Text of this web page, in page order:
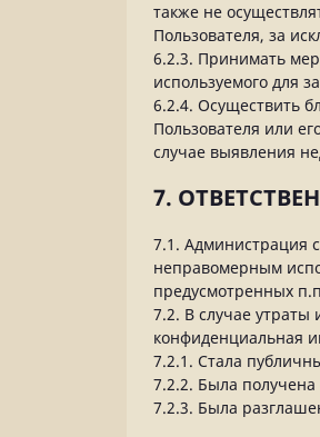
также не
Пользователя, за
6.2.3. Принимать
используемого для
6.2.4. Осуществить
Пользователя или
случае выявления
7.
7.1. Администрация
неправомерным
предусмотренных
7.2. В случае
конфиденциальная
7.2.1. Стала
7.2.2. Была
7.2.3. Была